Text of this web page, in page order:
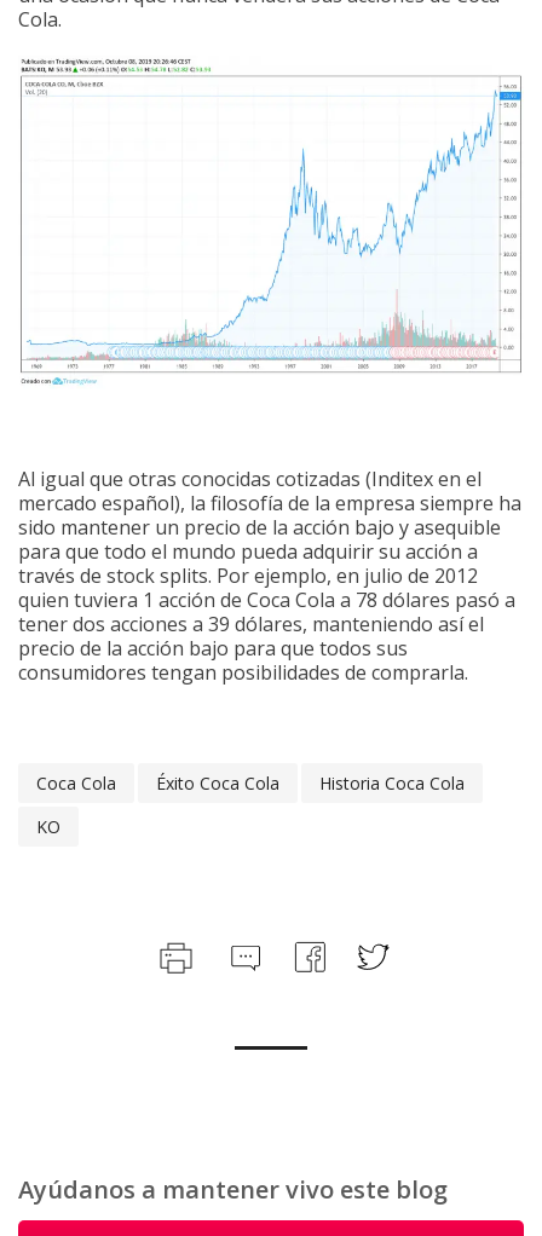
Cola.
Al igual que otras conocidas cotizadas (Inditex en el
mercado español), la filosofía de la empresa siempre ha
sido mantener un precio de la acción bajo y asequible
para que todo el mundo pueda adquirir su acción a
través de stock splits. Por ejemplo, en julio de 2012
quien tuviera 1 acción de Coca Cola a 78 dólares pasó a
tener dos acciones a 39 dólares, manteniendo así el
precio de la acción bajo para que todos sus
consumidores tengan posibilidades de comprarla.
Coca Cola Éxito Coca Cola
Historia Coca Cola
KO
Ayúdanos a mantener vivo este blog